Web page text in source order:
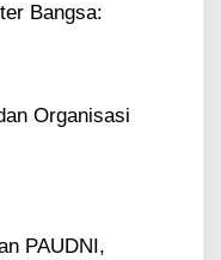
Bangsa:
Organisasi
PAUDNI,